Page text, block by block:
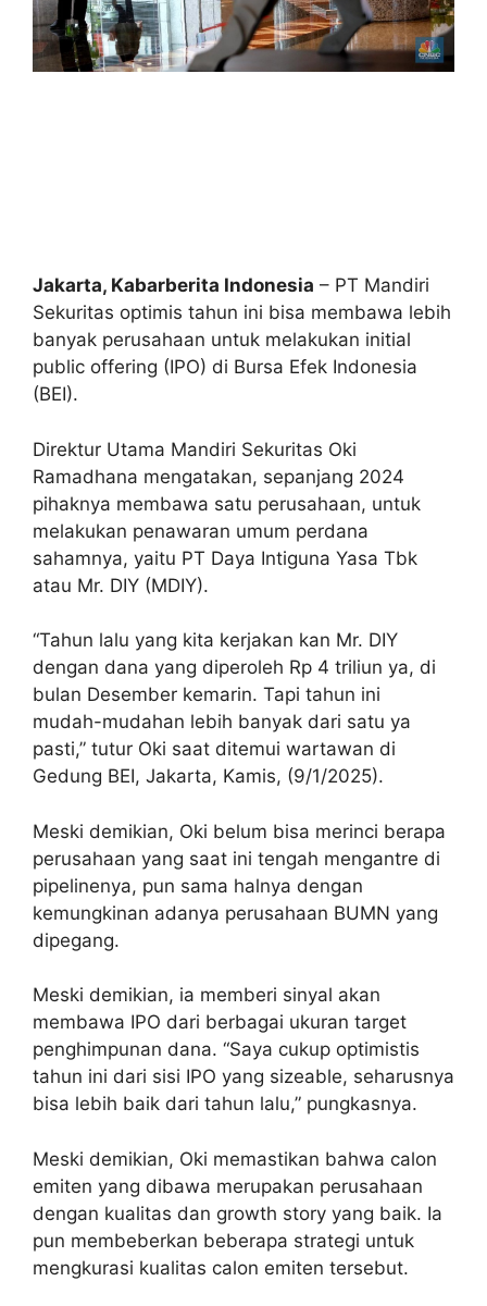
Jakarta, Kabarberita Indonesia – PT Mandiri
Sekuritas optimis tahun ini bisa membawa lebih
banyak perusahaan untuk melakukan initial
public offering (IPO) di Bursa Efek Indonesia
(BEI).
Direktur Utama Mandiri Sekuritas Oki
Ramadhana mengatakan, sepanjang 2024
pihaknya membawa satu perusahaan, untuk
melakukan penawaran umum perdana
sahamnya, yaitu PT Daya Intiguna Yasa Tbk
atau Mr. DIY (MDIY).
“Tahun lalu yang kita kerjakan kan Mr. DIY
dengan dana yang diperoleh Rp 4 triliun ya, di
bulan Desember kemarin. Tapi tahun ini
mudah-mudahan lebih banyak dari satu ya
pasti,” tutur Oki saat ditemui wartawan di
Gedung BEI, Jakarta, Kamis, (9/1/2025).
Meski demikian, Oki belum bisa merinci berapa
perusahaan yang saat ini tengah mengantre di
pipelinenya, pun sama halnya dengan
kemungkinan adanya perusahaan BUMN yang
dipegang.
Meski demikian, ia memberi sinyal akan
membawa IPO dari berbagai ukuran target
penghimpunan dana. “Saya cukup optimistis
tahun ini dari sisi IPO yang sizeable, seharusnya
bisa lebih baik dari tahun lalu,” pungkasnya.
Meski demikian, Oki memastikan bahwa calon
emiten yang dibawa merupakan perusahaan
dengan kualitas dan growth story yang baik. Ia
pun membeberkan beberapa strategi untuk
mengkurasi kualitas calon emiten tersebut.